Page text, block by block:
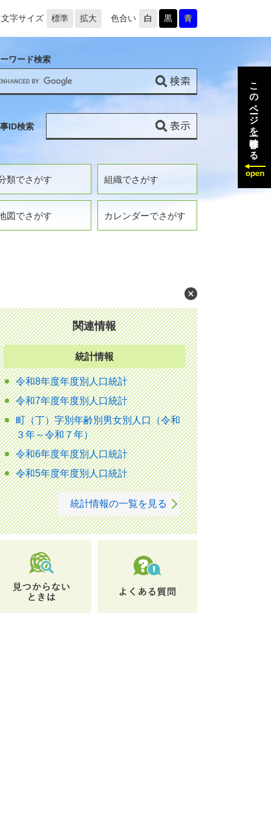
文字サイズ 標準 拡大 色合い 白 黒 青
類でさがす 組織でさがす
図でさがす カレンダーでさがす
ワード検索
ID検索
関連情報
統計情報
令和8年度年度別人口統計
令和7年度年度別人口統計
町（丁）字別年齢別男女別人口（令和
３年～令和７年）
令和6年度年度別人口統計
令和5年度年度別人口統計
統計情報の一覧を見る
このページを一時保存する